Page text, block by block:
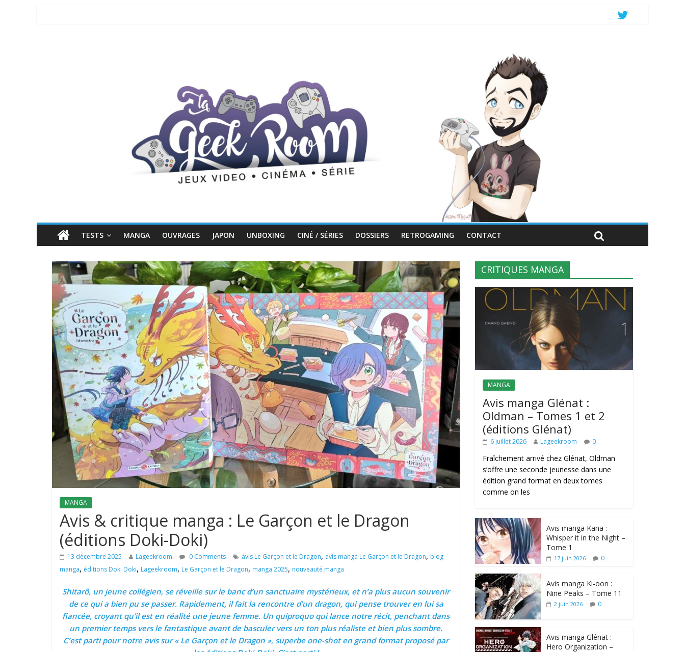
TESTS MANGA OUVRAGES JAPON UNBOXING CINÉ / SÉRIES DOSSIERS RETROGAMING CONTACT
MANGA
Avis & critique manga : Le Garçon et le Dragon
(éditions Doki-Doki)
13 décembre 2025 Lageekroom 0 Comments avis Le Garçon et le Dragon, avis manga Le Garçon et le Dragon, blog
manga, éditions Doki Doki, Lageekroom, Le Garçon et le Dragon, manga 2025, nouveauté manga
Shitarô, un jeune collégien, se réveille sur le banc d’un sanctuaire mystérieux, et n’a plus aucun souvenir
de ce qui a bien pu se passer. Rapidement, il fait la rencontre d’un dragon, qui pense trouver en lui sa
fiancée, croyant qu’il est en réalité une jeune femme. Un quiproquo qui lance notre récit, penchant dans
un premier temps vers le fantastique avant de basculer vers un ton plus réaliste et bien plus sombre.
C’est parti pour notre avis sur « Le Garçon et le Dragon », superbe one-shot en grand format proposé par
CRITIQUES MANGA
MANGA
Avis manga Glénat :
Oldman – Tomes 1 et 2
(éditions Glénat)
6 juillet 2026 Lageekroom 0
Fraîchement arrivé chez Glénat, Oldman
s’offre une seconde jeunesse dans une
édition grand format en deux tomes
comme on les
Avis manga Kana :
Whisper it in the Night –
Tome 1
17 juin 2026 0
Avis manga Ki-oon :
Nine Peaks – Tome 11
2 juin 2026 0
Avis manga Glénat :
Hero Organization –